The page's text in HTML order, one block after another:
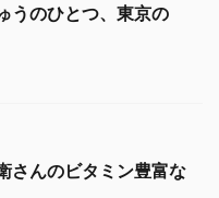
うのひとつ、東京の
さんのビタミン豊富な